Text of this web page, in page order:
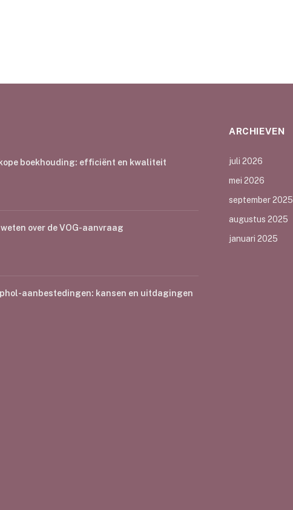
boekhouding: efficiënt en kwaliteit
over de VOG-aanvraag
aanbestedingen: kansen en uitdagingen
ARCHIEVEN
juli 2026
mei 2026
september 2025
augustus 2025
januari 2025